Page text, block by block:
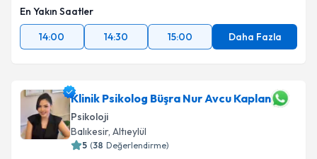
En Yakın Saatler
14:00
14:30 15:00 Daha Fazla
Klinik Psikolog Büşra Nur Avcu Kaplan
Psikoloji
Balıkesir, Altıeylül
5 (38 Değerlendirme)